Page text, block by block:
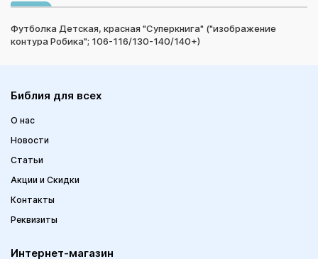
Футболка Детская, красная "Суперкнига" ("изображение
контура Робика"; 106-116/130-140/140+)
Библия для всех
О нас
Новости
Статьи
Акции и Скидки
Контакты
Реквизиты
Интернет-магазин